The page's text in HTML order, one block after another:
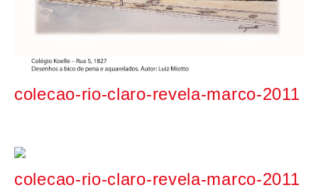
colecao-rio-claro-revela-marco-2011
colecao-rio-claro-revela-marco-2011